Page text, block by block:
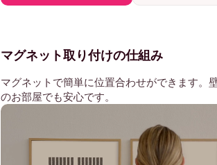
マグネット取り付けの仕組み
マグネットで簡単に位置合わせができます。
のお部屋でも安心です。